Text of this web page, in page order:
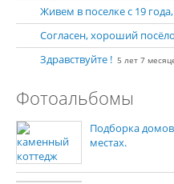
Живем в поселке с 19
Согласен, хороший
Здравствуйте ! 5 лет 7
Фотоальбомы
Подборка
местах.